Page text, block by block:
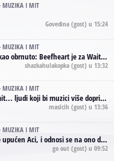
MUZIKA I MIT
Govedina (gost) u 15:24
MUZIKA I MIT
je za Waitsa, isto sto i Hendrix za Lenny Kravitza
shazkahulakopka (gost) u 13:32
MUZIKA I MIT
više doprineli da su radili kao vozači tramvaja u gsp-u.
maslcih (gost) u 13:36
MUZIKA I MIT
se na ono drugo autovanje...'senzualnost Waitsa' ;)
go out (gost) u 09:52